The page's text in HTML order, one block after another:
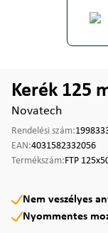
Kerék 125
Novatech
Rendelési szám:
EAN:4031582332056
Termékszám:FTP
Nem veszélyes
Nyommentes